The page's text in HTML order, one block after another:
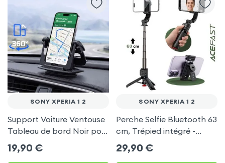
SONY XPERIA 1 2
Support Voiture Ventouse
Tableau de bord Noir pour
Sony Xperia 1 2
19,90 €
SONY XPERIA 1 2
Perche Selfie Bluetooth 63
cm, Trépied intégré -
Acefast pour Sony Xperia
1 2
29,90 €